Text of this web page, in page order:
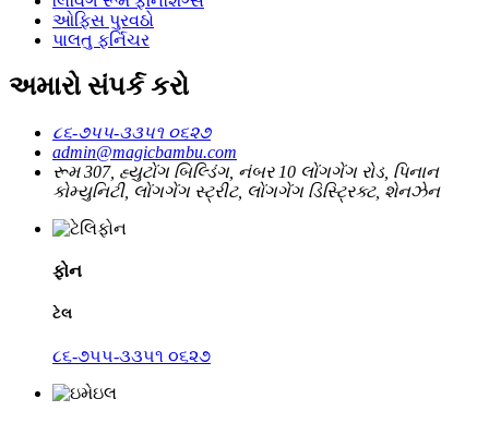
ઓફિસ પુરવઠો
પાલતુ ફર્નિચર
અમારો સંપર્ક કરો
૮૬-૭૫૫-૩૩૫૧ ૦૬૨૭
admin@magicbambu.com
રૂમ 307, હ્યુટોંગ બિલ્ડિંગ, નંબર 10 લોંગગેંગ રોડ, પિનાન
કોમ્યુનિટી, લોંગગેંગ સ્ટ્રીટ, લોંગગેંગ ડિસ્ટ્રિક્ટ, શેનઝેન
ફોન
ટેલ
૮૬-૭૫૫-૩૩૫૧ ૦૬૨૭